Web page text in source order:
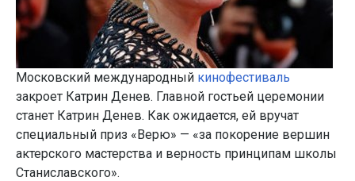
Московский международный кинофестиваль
закроет Катрин Денев. Главной гостьей церемонии
станет Катрин Денев. Как ожидается, ей вручат
специальный приз «Верю» — «за покорение вершин
актерского мастерства и верность принципам школы
Станиславского».